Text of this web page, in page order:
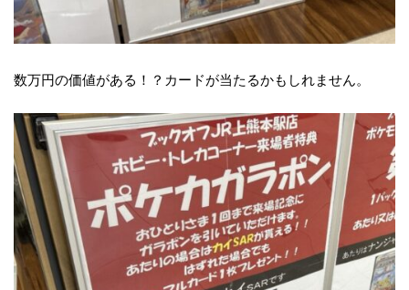
数万円の価値がある！？カードが当たるかもしれません。